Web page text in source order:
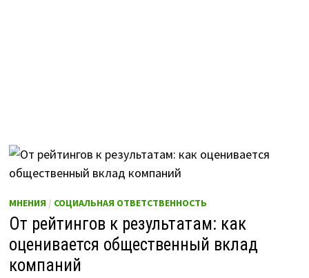
МНЕНИЯ / СОЦИАЛЬНАЯ ОТВЕТСТВЕННОСТЬ
От рейтингов к результатам: как
оценивается общественный вклад
компаний